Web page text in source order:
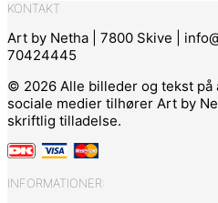
KONTAKT
Art by Netha | 7800 Skive |
70424445
© 2026 Alle billeder og tekst på
sociale medier tilhører Art by
skriftlig tilladelse.
INFORMATIONER: